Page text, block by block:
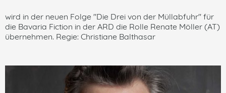
wird in der neuen Folge "Die Drei von der Müllabfuhr" für
die Bavaria Fiction in der ARD die Rolle Renate Möller (AT)
übernehmen. Regie: Christiane Balthasar